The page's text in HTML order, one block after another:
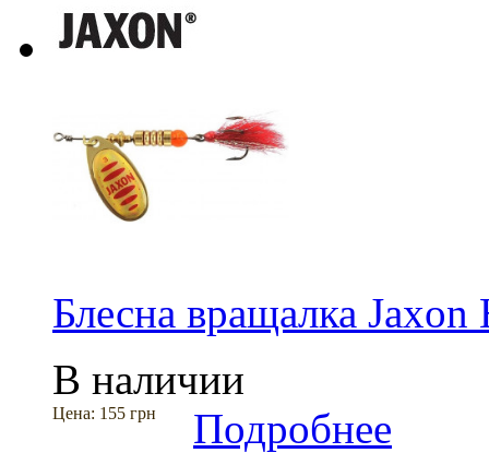
Блесна вращалка
В наличии
Цена: 155 грн Подробнее